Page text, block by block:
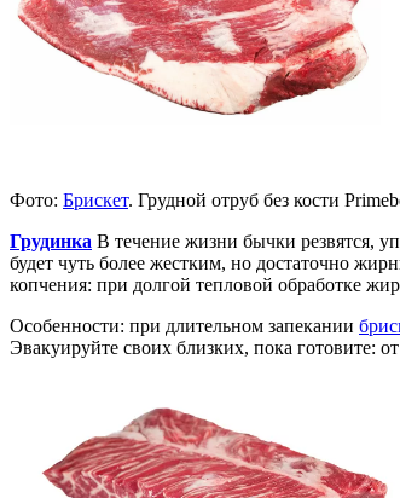
Фото: Брискет. Грудной отруб без кости
Грудинка В течение жизни бычки резвятся,
будет чуть более жестким, но достаточно
копчения: при долгой тепловой обработке
Особенности: при длительном запекании
Эвакуируйте своих близких, пока готовите: